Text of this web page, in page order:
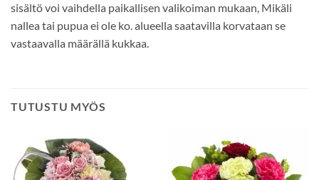
sisältö voi vaihdella paikallisen valikoiman mukaan, Mikäli
nallea tai pupua ei ole ko. alueella saatavilla korvataan se
vastaavalla määrällä kukkaa.
TUTUSTU MYÖS